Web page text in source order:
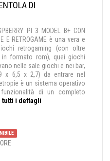
DI
PI 3 MODEL B+ CON
E RETROGAME è una vera e
retrogaming (con oltre
formato rom), quei giochi
nelle sale giochi e nei bar,
x 6,5 x 2,7) da entrare nel
è un sistema operativo
di un completo
tutti i dettagli
ORE